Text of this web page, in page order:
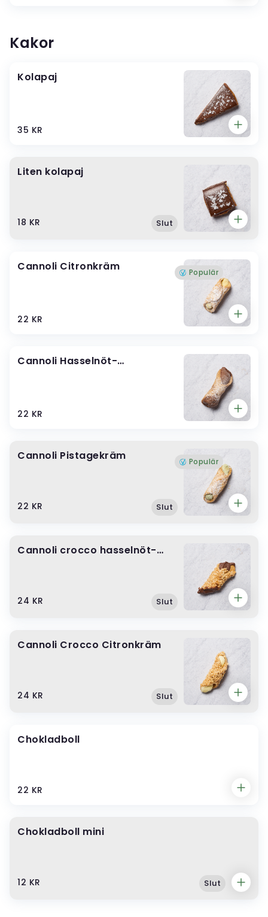
Kakor
Kolapaj
35 KR
Liten kolapaj
18 KR Slut
Cannoli Citronkräm
22 KR
Populär
Cannoli Hasselnöt-
22 KR
Cannoli Pistagekräm
22 KR Slut
Populär
Cannoli crocco hasselnöt-
24 KR Slut
Cannoli Crocco Citronkräm
24 KR Slut
Chokladboll
22 KR
Chokladboll mini
12 KR Slut